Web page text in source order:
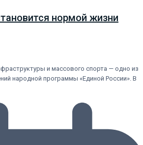
нормой жизни
и массового спорта — одно из
народной программы «Единой России». В